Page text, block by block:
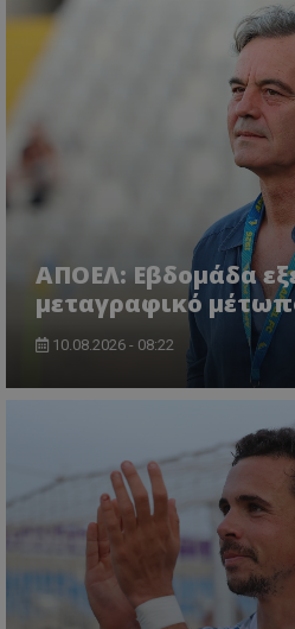
ΑΠΟΕΛ: Εβδομάδα
μεταγραφικό
10.08.2026 - 08:22